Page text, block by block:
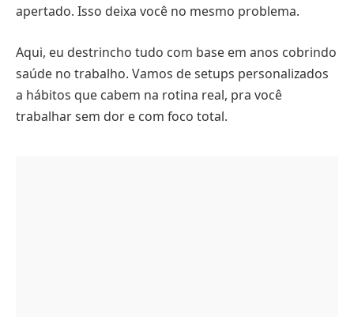
apertado. Isso deixa você no mesmo problema.
Aqui, eu destrincho tudo com base em anos cobrindo
saúde no trabalho. Vamos de setups personalizados
a hábitos que cabem na rotina real, pra você
trabalhar sem dor e com foco total.